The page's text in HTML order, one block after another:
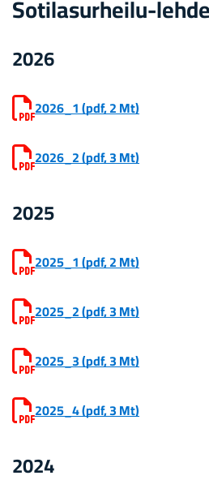
Sotilasurheilu-​
2026
2026_1(pdf, 2 Mt)
2026_2(pdf, 3 Mt)
2025
2025_1(pdf, 2 Mt)
2025_2(pdf, 3 Mt)
2025_3(pdf, 3 Mt)
2025_4(pdf, 3 Mt)
2024